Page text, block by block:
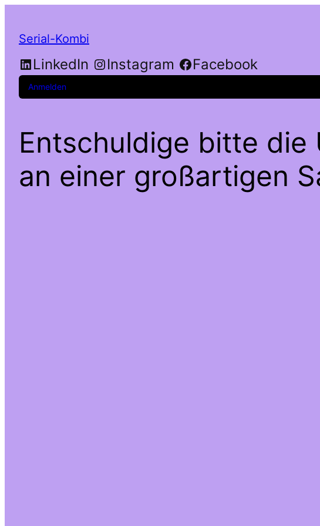
Serial-Kombi
LinkedIn Instagram Facebook
Anmelden
Entschuldige bitte die
an einer großartigen